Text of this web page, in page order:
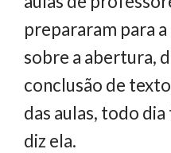
prepararam para
sobre a abertura,
conclusão de
das aulas, todo dia
diz ela.